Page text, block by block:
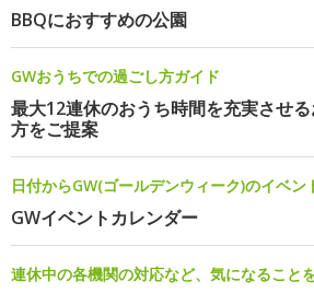
BBQにおすすめの公園
GWおうちでの過ごし方ガイド
最大12連休のおうち時間を充実させ
方をご提案
日付からGW(ゴールデンウィーク)のイベン
GWイベントカレンダー
連休中の各機関の対応など、気になること